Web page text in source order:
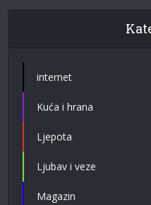
internet
Kuća i hrana
Ljepota
Ljubav i veze
Magazin